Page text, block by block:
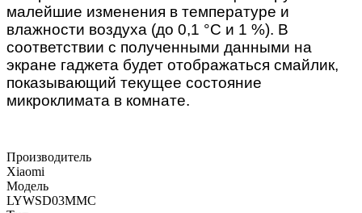
малейшие изменения в температуре и
влажности воздуха (до 0,1 °С и 1 %). В
соответствии с полученными данными на
экране гаджета будет отображаться смайлик,
показывающий текущее состояние
микроклимата в комнате.
Производитель
Xiaomi
Модель
LYWSD03MMC